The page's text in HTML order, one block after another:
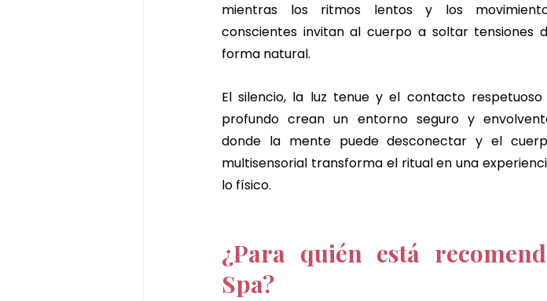
mientras los ritmos lentos y los
conscientes invitan al cuerpo a soltar tensiones
forma natural.
El silencio, la luz tenue y el contacto
profundo crean un entorno seguro y
donde la mente puede desconectar y el
multisensorial transforma el ritual en una
lo físico.
¿Para quién está
Spa?